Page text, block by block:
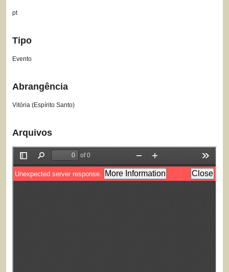
pt
Tipo
Evento
Abrangência
Vitória (Espírito Santo)
Arquivos